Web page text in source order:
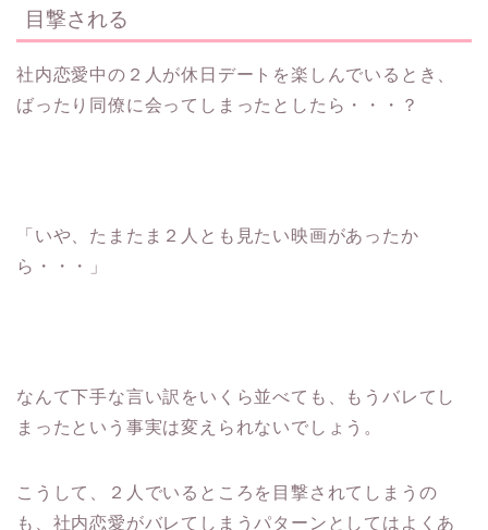
目撃される
社内恋愛中の２人が休日デートを楽しんでいるとき、
ばったり同僚に会ってしまったとしたら・・・？
「いや、たまたま２人とも見たい映画があったか
ら・・・」
なんて下手な言い訳をいくら並べても、もうバレてし
まったという事実は変えられないでしょう。
こうして、２人でいるところを目撃されてしまうの
も、社内恋愛がバレてしまうパターンとしてはよくあ